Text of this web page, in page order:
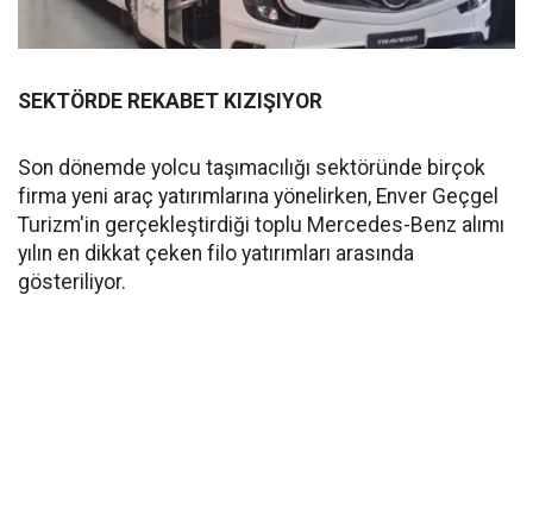
SEKTÖRDE REKABET KIZIŞIYOR
Son dönemde yolcu taşımacılığı sektöründe birçok
firma yeni araç yatırımlarına yönelirken, Enver Geçgel
Turizm'in gerçekleştirdiği toplu Mercedes-Benz alımı
yılın en dikkat çeken filo yatırımları arasında
gösteriliyor.